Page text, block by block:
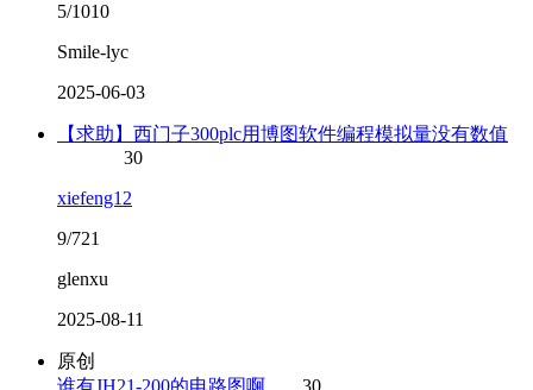
5/1010
Smile-lyc
2025-06-03
【求助】西门子300plc用博图软件编程模拟量没有数值
30
xiefeng12
9/721
glenxu
2025-08-11
原创
谁有JH21-200的电路图啊
30